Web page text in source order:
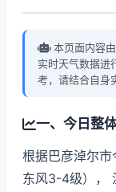
本页面内容
实时天气数据进
考，请结合自身
一、今日整
根据巴彦淖尔
东风3-4级），